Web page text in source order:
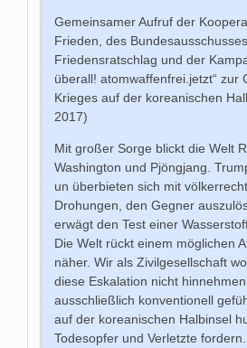
Gemeinsamer Aufruf der
Frieden, des Bundesausschusses
Friedensratschlag und der
überall! atomwaffenfrei.jetzt“ zur
Krieges auf der koreanischen
2017)
Mit großer Sorge blickt die Welt
Washington und Pjöngjang.
un überbieten sich mit
Drohungen, den Gegner
erwägt den Test einer
Die Welt rückt einem möglichen
näher. Wir als Zivilgesellschaft
diese Eskalation nicht
ausschließlich konventionell
auf der koreanischen Halbinsel
Todesopfer und Verletzte